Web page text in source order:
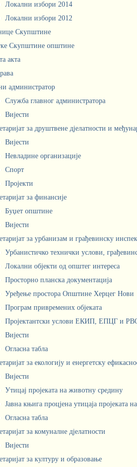
Локални избори 2014
Локални избори 2012
Скупштине
Скупштине општине
акта
администратор
Служба главног администратора
Вијести
за друштвене дјелатности и
Вијести
Невладине организације
Спорт
Пројекти
за финансије
Буџет општине
Вијести
за урбанизам и грађевинску
Урбанистичко технички услови,
Локални објекти од општег интереса
Просторно планска документација
Уређење простора Општине Херцег Нови
Програм привремених објеката
Пројектантски услови ЕКИП, ЕПЦГ и
Вијести
Огласна табла
за екологију и енергетску
Вијести
Утицај пројеката на животну средину
Јавна књига процјена утицаја пројеката
Огласна табла
за комуналне дјелатности
Вијести
за културу и образовање